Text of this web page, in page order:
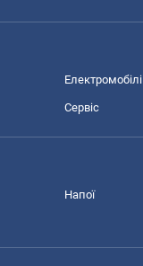
Електромобілі
Сервіс
Напої